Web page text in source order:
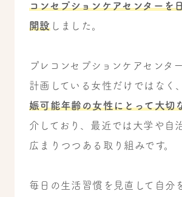
コンセプションケアセンターを
開設しました。
プレコンセプションケアセンタ
計画している女性だけではなく、
娠可能年齢の女性にとって大切
介しており、最近では大学や自
広まりつつある取り組みです。
毎日の生活習慣を見直して自分